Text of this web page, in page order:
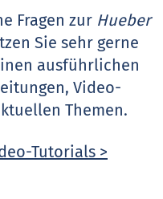
Fragen zur Hueber
Sie sehr gerne
ausführlichen
Video-
Themen.
Tutorials >